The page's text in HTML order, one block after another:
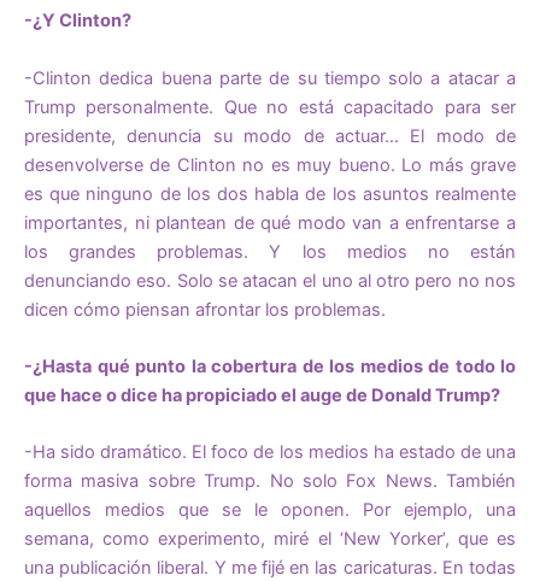
-¿Y Clinton?
-Clinton dedica buena parte de su tiempo solo a atacar a
Trump personalmente. Que no está capacitado para ser
presidente, denuncia su modo de actuar… El modo de
desenvolverse de Clinton no es muy bueno. Lo más grave
es que ninguno de los dos habla de los asuntos realmente
importantes, ni plantean de qué modo van a enfrentarse a
los grandes problemas. Y los medios no están
denunciando eso. Solo se atacan el uno al otro pero no nos
dicen cómo piensan afrontar los problemas.
-¿Hasta qué punto la cobertura de los medios de todo lo
que hace o dice ha propiciado el auge de Donald Trump?
-Ha sido dramático. El foco de los medios ha estado de una
forma masiva sobre Trump. No solo Fox News. También
aquellos medios que se le oponen. Por ejemplo, una
semana, como experimento, miré el ‘New Yorker’, que es
una publicación liberal. Y me fijé en las caricaturas. En todas